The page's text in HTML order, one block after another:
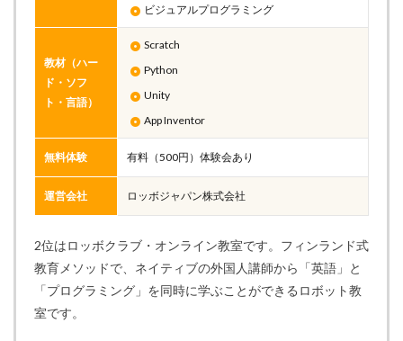
ビジュアルプログラミング
教材（ハー
ド・ソフ
ト・言語）
Scratch
Python
Unity
App Inventor
無料体験 有料（500円）体験会あり
運営会社 ロッボジャパン株式会社
2位はロッボクラブ・オンライン教室です。フィンランド式
教育メソッドで、ネイティブの外国人講師から「英語」と
「プログラミング」を同時に学ぶことができるロボット教
室です。